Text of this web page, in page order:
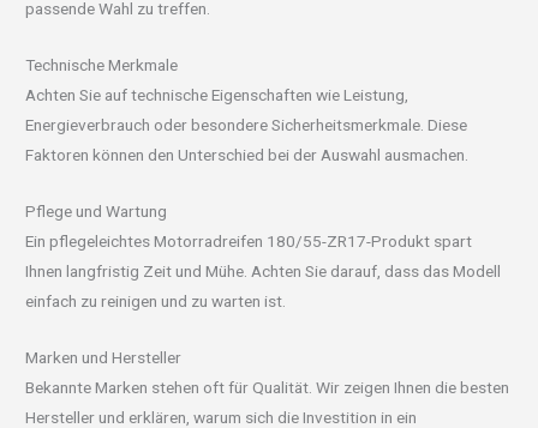
passende Wahl zu treffen.
Technische Merkmale
Achten Sie auf technische Eigenschaften wie Leistung,
Energieverbrauch oder besondere Sicherheitsmerkmale. Diese
Faktoren können den Unterschied bei der Auswahl ausmachen.
Pflege und Wartung
Ein pflegeleichtes Motorradreifen 180/55-ZR17-Produkt spart
Ihnen langfristig Zeit und Mühe. Achten Sie darauf, dass das Modell
einfach zu reinigen und zu warten ist.
Marken und Hersteller
Bekannte Marken stehen oft für Qualität. Wir zeigen Ihnen die besten
Hersteller und erklären, warum sich die Investition in ein